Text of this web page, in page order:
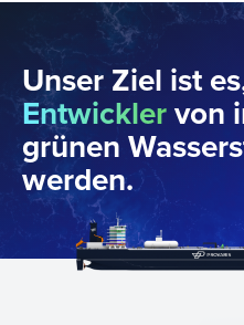
Unser Ziel ist
Entwicklervon
grünen
werden.